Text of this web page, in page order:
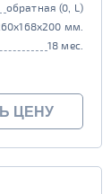
обратная (0, L)
мм.
18 мес.
ЦЕНУ